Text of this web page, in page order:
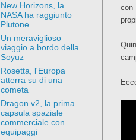
con
New Horizons, la
NASA ha raggiunto
Plutone
Un meraviglioso
viaggio a bordo della
Soyuz
Rosetta, l'Europa
atterra su di una
cometa
Dragon v2, la prima
capsula spaziale
commerciale con
equipaggi